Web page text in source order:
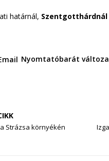
határnál, Szentgotthárdnál
Nyomtatóbarát
Strázsa környékén